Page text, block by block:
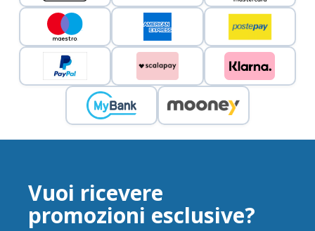
Vuoi ricevere
promozioni esclusive?